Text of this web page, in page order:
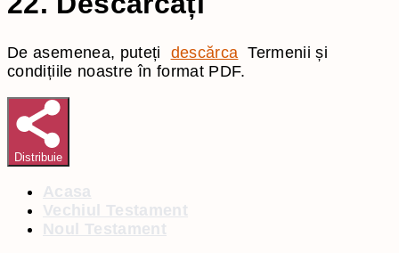
De asemenea, puteți descărca Termenii și
condițiile noastre în format PDF.
Distribuie
Acasa
Vechiul Testament
Noul Testament